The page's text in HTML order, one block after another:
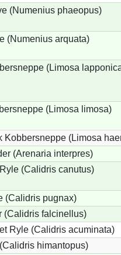
(Numenius phaeopus)
(Numenius arquata)
(Limosa
(Limosa limosa)
Kobbersneppe (Limosa
(Arenaria interpres)
(Calidris canutus)
(Calidris pugnax)
(Calidris falcinellus)
Ryle (Calidris acuminata)
himantopus)